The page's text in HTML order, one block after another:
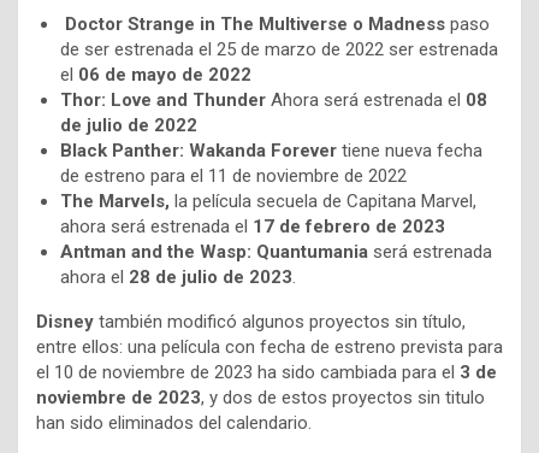
Doctor Strange in The Multiverse o Madness paso
de ser estrenada el 25 de marzo de 2022 ser estrenada
el 06 de mayo de 2022
Thor: Love and Thunder Ahora será estrenada el 08
de julio de 2022
Black Panther: Wakanda Forever tiene nueva fecha
de estreno para el 11 de noviembre de 2022
The Marvels, la película secuela de Capitana Marvel,
ahora será estrenada el 17 de febrero de 2023
Antman and the Wasp: Quantumania será estrenada
ahora el 28 de julio de 2023.
Disney también modificó algunos proyectos sin título,
entre ellos: una película con fecha de estreno prevista para
el 10 de noviembre de 2023 ha sido cambiada para el 3 de
noviembre de 2023, y dos de estos proyectos sin titulo
han sido eliminados del calendario.